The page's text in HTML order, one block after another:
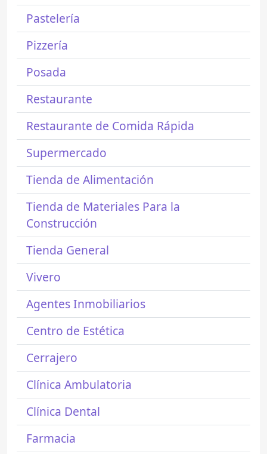
Pastelería
Pizzería
Posada
Restaurante
Restaurante de Comida Rápida
Supermercado
Tienda de Alimentación
Tienda de Materiales Para la
Construcción
Tienda General
Vivero
Agentes Inmobiliarios
Centro de Estética
Cerrajero
Clínica Ambulatoria
Clínica Dental
Farmacia